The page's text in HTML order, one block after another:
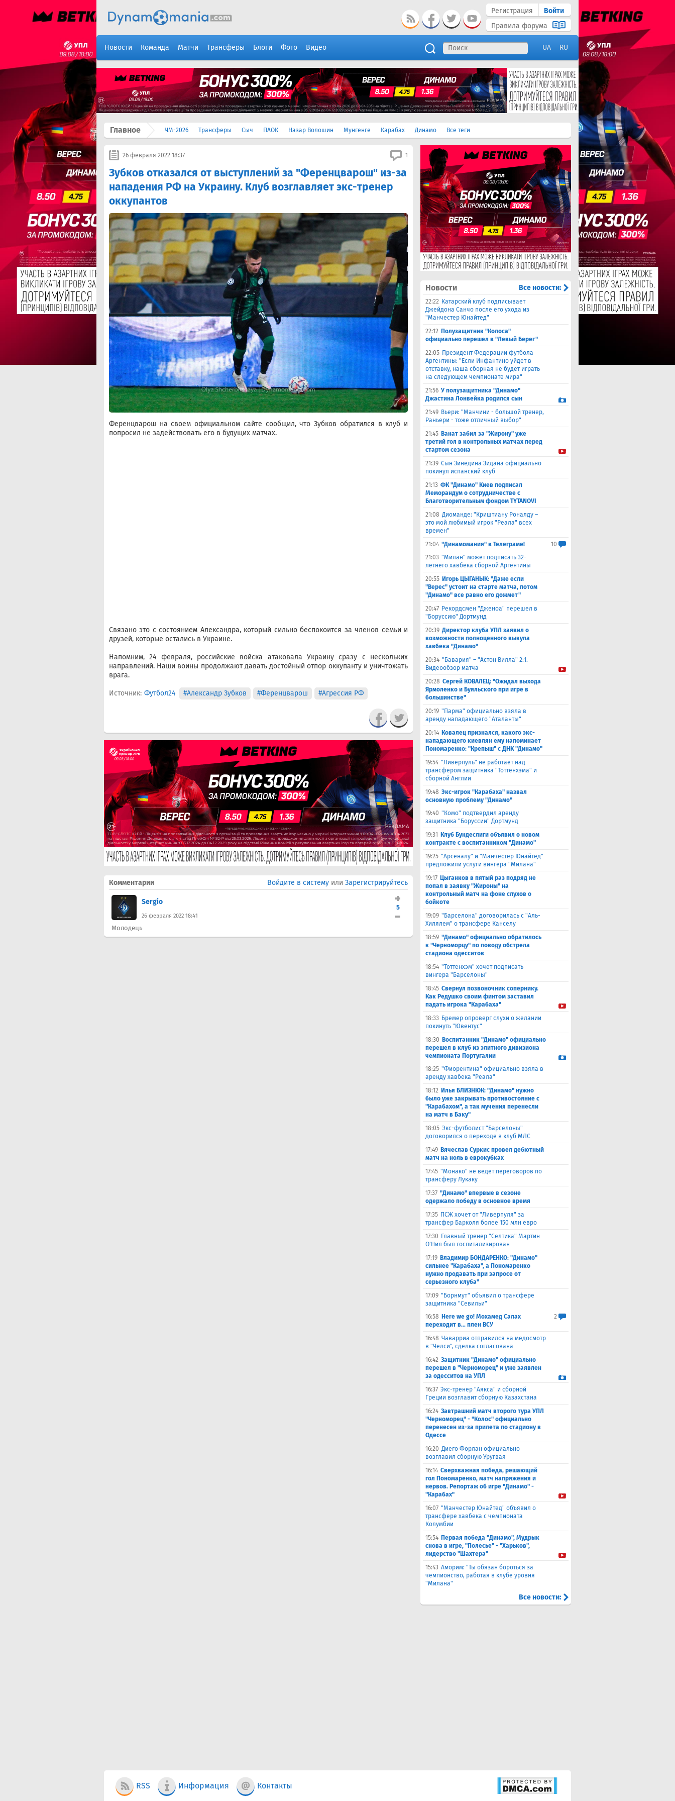
Регистрация
Войти
Правила форума
Новости Команда Матчи Трансферы Блоги Фото Видео UA RU
Главное ЧМ-2026 Трансферы Сыч ПАОК Назар Волошин Мунгенге Карабах Динамо Все теги
26 февраля 2022 18:37 1
Зубков отказался от выступлений за "Ференцварош" из-за
нападения РФ на Украину. Клуб возглавляет экс-тренер
оккупантов
Ференцварош на своем официальном сайте сообщил, что Зубков обратился в клуб и
попросил не задействовать его в будущих матчах.
Связано это с состоянием Александра, который сильно беспокоится за членов семьи и
друзей, которые остались в Украине.
Напомним, 24 февраля, российские войска атаковала Украину сразу с нескольких
направлений. Наши воины продолжают давать достойный отпор оккупанту и уничтожать
врага.
Источник: Футбол24 #Александр Зубков #Ференцварош #Агрессия РФ
Комментарии Войдите в систему или Зарегистрируйтесь
Sergio
26 февраля 2022 18:41
5
Молодець
Новости Все новости:
22:22 Катарский клуб подписывает
Джейдона Санчо после его ухода из
"Манчестер Юнайтед"
22:12 Полузащитник "Колоса"
официально перешел в "Левый Берег"
22:05 Президент Федерации футбола
Аргентины: "Если Инфантино уйдет в
отставку, наша сборная не будет играть
на следующем чемпионате мира"
21:56 У полузащитника "Динамо"
Джастина Лонвейка родился сын
21:49 Вьери: "Манчини - большой тренер,
Раньери - тоже отличный выбор"
21:45 Ванат забил за "Жирону" уже
третий гол в контрольных матчах перед
стартом сезона
21:39 Сын Зинедина Зидана официально
покинул испанский клуб
21:13 ФК "Динамо" Киев подписал
Меморандум о сотрудничестве с
Благотворительным фондом TYTANOVI
21:08 Диоманде: "Криштиану Роналду –
это мой любимый игрок "Реала" всех
времен"
21:04 "Динамомания" в Телеграме!
10
21:03 "Милан" может подписать 32-
летнего хавбека сборной Аргентины
20:55 Игорь ЦЫГАНЫК: "Даже если
"Верес" устоит на старте матча, потом
"Динамо" все равно его дожмет"
20:47 Рекордсмен "Дженоа" перешел в
"Боруссию" Дортмунд
20:39 Директор клуба УПЛ заявил о
возможности полноценного выкупа
хавбека "Динамо"
20:34 "Бавария" – "Астон Вилла" 2:1.
Видеообзор матча
20:28 Сергей КОВАЛЕЦ: "Ожидал выхода
Ярмоленко и Буяльского при игре в
большинстве"
20:19 "Парма" официально взяла в
аренду нападающего "Аталанты"
20:14 Ковалец признался, какого экс-
нападающего киевлян ему напоминает
Пономаренко: "Крепыш" с ДНК "Динамо"
19:54 "Ливерпуль" не работает над
трансфером защитника "Тоттенхэма" и
сборной Англии
19:48 Экс-игрок "Карабаха" назвал
основную проблему "Динамо"
19:40 "Комо" подтвердил аренду
защитника "Боруссии" Дортмунд
19:31
Клуб Бундеслиги объявил о новом
контракте с воспитанником "Динамо"
19:25 "Арсеналу" и "Манчестер Юнайтед"
предложили услуги вингера "Милана"
19:17 Цыганков в пятый раз подряд не
попал в заявку "Жироны" на
контрольный матч на фоне слухов о
бойкоте
19:09 "Барселона" договорилась с "Аль-
Хилялем" о трансфере Канселу
18:59 "Динамо" официально обратилось
к "Черноморцу" по поводу обстрела
стадиона одесситов
18:54 "Тоттенхэм" хочет подписать
вингера "Барселоны"
18:45 Свернул позвоночник сопернику.
Как Редушко своим финтом заставил
падать игрока "Карабаха"
18:33 Бремер опроверг слухи о желании
покинуть "Ювентус"
18:30 Воспитанник "Динамо" официально
перешел в клуб из элитного дивизиона
чемпионата Португалии
18:25 "Фиорентина" официально взяла в
аренду хавбека "Реала"
18:12 Илья БЛИЗНЮК: "Динамо" нужно
было уже закрывать противостояние с
"Карабахом", а так мучения перенесли
на матч в Баку"
18:05 Экс-футболист "Барселоны"
договорился о переходе в клуб МЛС
17:49 Вячеслав Суркис провел дебютный
матч на ноль в еврокубках
17:45 "Монако" не ведет переговоров по
трансферу Лукаку
17:37 "Динамо" впервые в сезоне
одержало победу в основное время
17:35 ПСЖ хочет от "Ливерпуля" за
трансфер Барколя более 150 млн евро
17:30 Главный тренер "Селтика" Мартин
О'Нил был госпитализирован
17:19 Владимир БОНДАРЕНКО: "Динамо"
сильнее "Карабаха", а Пономаренко
нужно продавать при запросе от
серьезного клуба"
17:09 "Борнмут" объявил о трансфере
защитника "Севильи"
16:58 Here we go! Мохамед Салах
переходит в... плен ВСУ
2
16:48 Чаварриа отправился на медосмотр
в "Челси", сделка согласована
16:42 Защитник "Динамо" официально
перешел в "Черноморец" и уже заявлен
за одесситов на УПЛ
16:37 Экс-тренер "Аякса" и сборной
Греции возглавит сборную Казахстана
16:24 Завтрашний матч второго тура УПЛ
"Черноморец" - "Колос" официально
перенесен из-за прилета по стадиону в
Одессе
16:20 Диего Форлан официально
возглавил сборную Уругвая
16:14 Сверхважная победа, решающий
гол Пономаренко, матч напряжения и
нервов. Репортаж об игре "Динамо" -
"Карабах"
16:07 "Манчестер Юнайтед" объявил о
трансфере хавбека с чемпионата
Колумбии
15:54 Первая победа "Динамо", Мудрык
снова в игре, "Полесье" - "Харьков",
лидерство "Шахтера"
15:43 Аморим: "Ты обязан бороться за
чемпионство, работая в клубе уровня
"Милана"
Все новости:
RSS Информация Контакты